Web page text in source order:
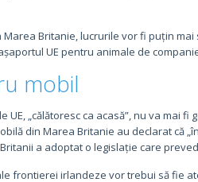
Britanie, lucrurile vor fi puțin
UE pentru animale de
mobil
„călătoresc ca acasă”, nu va mai
din Marea Britanie au declarat că
a adoptat o legislație care
frontierei irlandeze vor trebui să fie